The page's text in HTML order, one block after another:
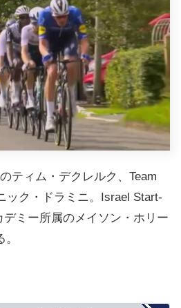
ティム・デクレルク、Team
ック・ドラミニ。Israel Start-
ミー所属のメイソン・ホリー